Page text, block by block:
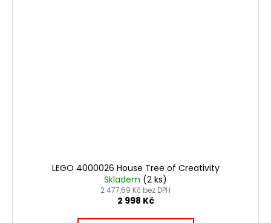
LEGO 4000026 House Tree of Creativity
Skladem (2 ks)
2 477,69 Kč bez DPH
2 998 Kč